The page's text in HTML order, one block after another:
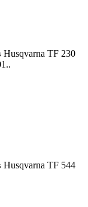
Husqvarna TF 230
Husqvarna TF 544